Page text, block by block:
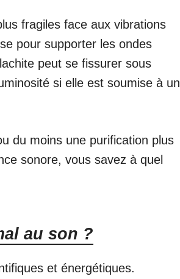
fragiles face aux vibrations
pour supporter les ondes
peut se fissurer sous
si elle est soumise à un
du moins une purification plus
sonore, vous savez à quel
au son ?
et énergétiques.